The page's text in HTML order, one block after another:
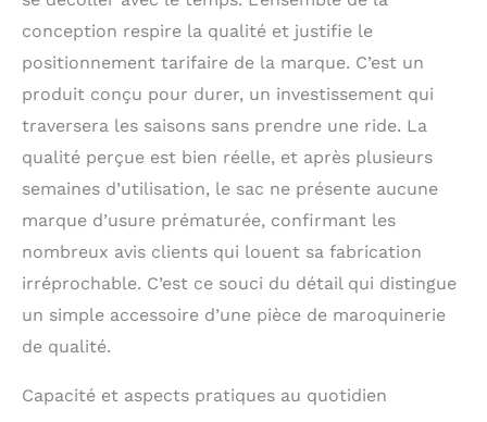
conception respire la qualité et justifie le
positionnement tarifaire de la marque. C’est un
produit conçu pour durer, un investissement qui
traversera les saisons sans prendre une ride. La
qualité perçue est bien réelle, et après plusieurs
semaines d’utilisation, le sac ne présente aucune
marque d’usure prématurée, confirmant les
nombreux avis clients qui louent sa fabrication
irréprochable. C’est ce souci du détail qui distingue
un simple accessoire d’une pièce de maroquinerie
de qualité.
Capacité et aspects pratiques au quotidien